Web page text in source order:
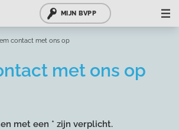
MIJN BVPP
contact met ons op
met ons op
met een * zijn verplicht.